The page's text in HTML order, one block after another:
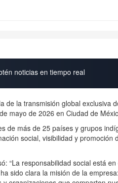
noticias en tiempo real
de la transmisión global exclusiva
mayo de 2026 en Ciudad de
de más de 25 países y grupos
social, visibilidad y promoción
“La responsabilidad social está
sido clara la misión de la